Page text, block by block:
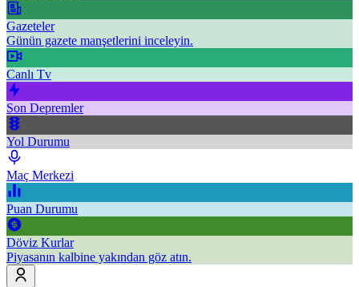
Gazeteler
Günün gazete manşetlerini inceleyin.
Canlı Tv
Son Depremler
Yol Durumu
Maç Merkezi
Puan Durumu
Döviz Kurlar
Piyasanın kalbine yakından göz atın.